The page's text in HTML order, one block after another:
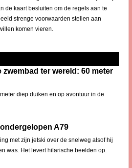
de kaart besluiten om de regels aan te
strenge voorwaarden stellen aan
komen vieren.
ter wereld: 60 meter
diep duiken en op avontuur in de
A79
met zijn jetski over de snelweg alsof hij
was. Het levert hilarische beelden op.